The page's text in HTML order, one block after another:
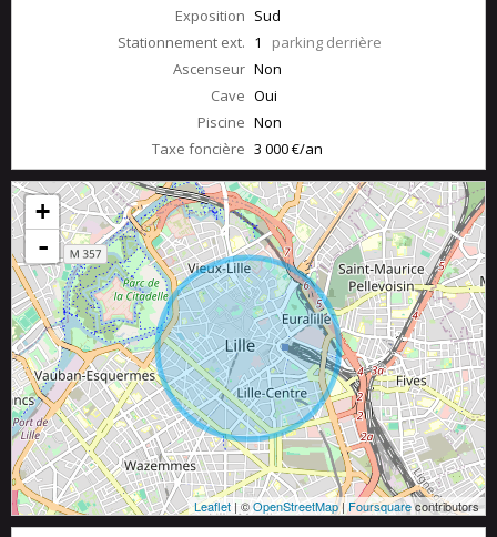
Exposition Sud
Stationnement ext. 1 parking derrière
Ascenseur Non
Cave Oui
Piscine Non
Taxe foncière 3 000 €/an
+
-
Leaflet | ©OpenStreetMap|Foursquarecontributors